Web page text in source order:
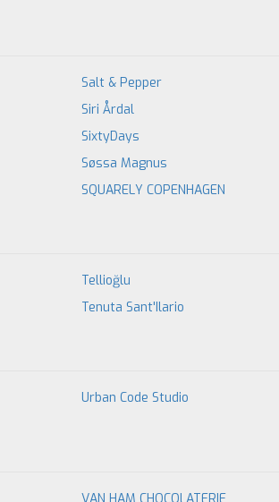
Salt & Pepper
Siri Årdal
SixtyDays
Søssa Magnus
SQUARELY COPENHAGEN
Tellioğlu
Tenuta Sant'Ilario
Urban Code Studio